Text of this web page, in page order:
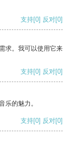
支持[0] 反对[0]
求。我可以使用它来
支持[0] 反对[0]
乐的魅力。
支持[0] 反对[0]